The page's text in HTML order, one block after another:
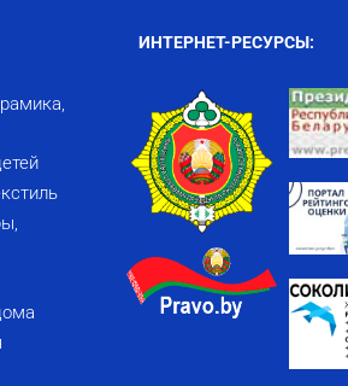
ИНТЕРНЕТ-РЕСУРСЫ: